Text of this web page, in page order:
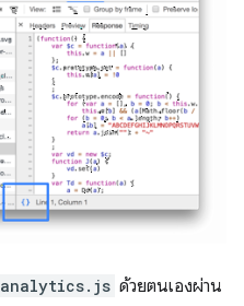
analytics.js ด้วยตนเองผ่าน